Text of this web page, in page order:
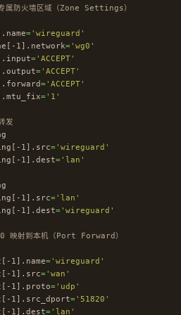
防火墙区域（Zone Settings）
='wireguard'
1].network='wg0'
='ACCEPT'
='ACCEPT'
='ACCEPT'
='1'
发
1].src='wireguard'
1].dest='lan'
1].src='lan'
1].dest='wireguard'
射到本机（Port Forward）
1].name='wireguard'
1].src='wan'
1].proto='udp'
1].src_dport='51820'
1].dest='lan'